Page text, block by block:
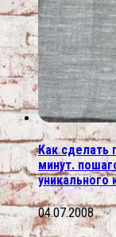
Как сделать
минут.
уникального
04.07.2008